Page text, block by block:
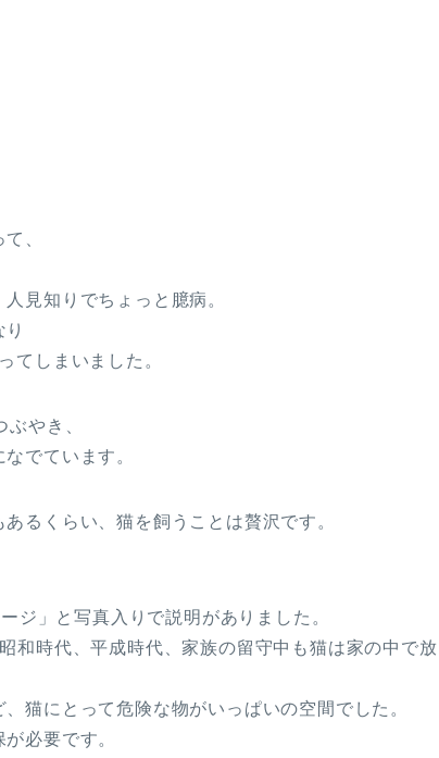
、
見知りでちょっと臆病。
てしまいました。
やき、
でています。
るくらい、猫を飼うことは贅沢です。
ジ」と写真入りで説明がありました。
和時代、平成時代、家族の留守中も猫は家の中で放
猫にとって危険な物がいっぱいの空間でした。
必要です。